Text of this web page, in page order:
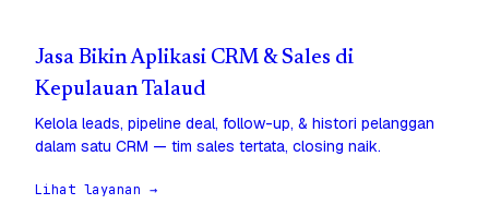
Jasa Bikin Aplikasi CRM & Sales di
Kepulauan Talaud
Kelola leads, pipeline deal, follow-up, & histori pelanggan
dalam satu CRM — tim sales tertata, closing naik.
Lihat layanan →